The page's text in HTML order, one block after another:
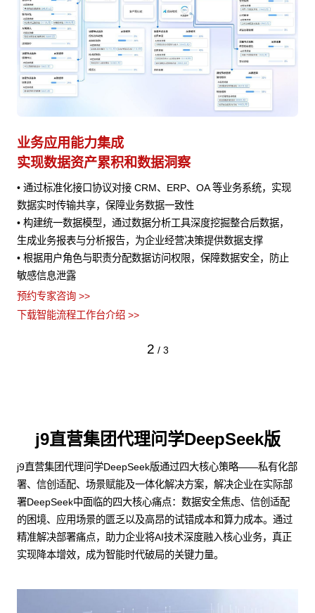
业务应用能力集成
实现数据资产累积和数据洞察
• 通过标准化接口协议对接 CRM、ERP、OA 等业务系统，实现
数据实时传输共享，保障业务数据一致性
• 构建统一数据模型，通过数据分析工具深度挖掘整合后数据，
生成业务报表与分析报告，为企业经营决策提供数据支撑
• 根据用户角色与职责分配数据访问权限，保障数据安全，防止
敏感信息泄露
预约专家咨询 >>
下载智能流程工作台介绍 >>
2 / 3
j9直营集团代理问学DeepSeek版
j9直营集团代理问学DeepSeek版通过四大核心策略——私有化部
署、信创适配、场景赋能及一体化解决方案，解决企业在实际部
署DeepSeek中面临的四大核心痛点：数据安全焦虑、信创适配
的困境、应用场景的匮乏以及高昂的试错成本和算力成本。通过
精准解决部署痛点，助力企业将AI技术深度融入核心业务，真正
实现降本增效，成为智能时代破局的关键力量。